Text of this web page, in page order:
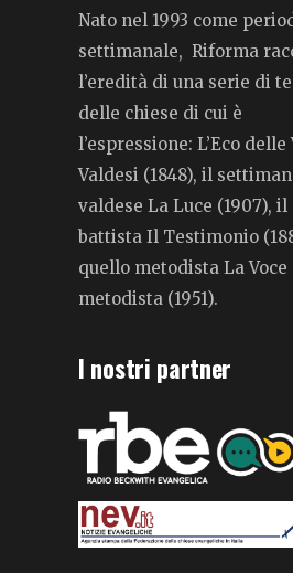
Nato nel 1993 come
settimanale, Riforma
l’eredità di una serie di
delle chiese di cui è
l’espressione: L’Eco delle
Valdesi (1848), il
valdese La Luce (1907),
battista Il Testimonio
quello metodista La Voce
metodista (1951).
I nostri partner